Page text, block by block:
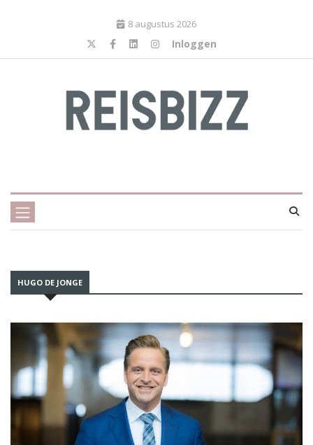
8 augustus 2026
Inloggen
HUGO DE JONGE